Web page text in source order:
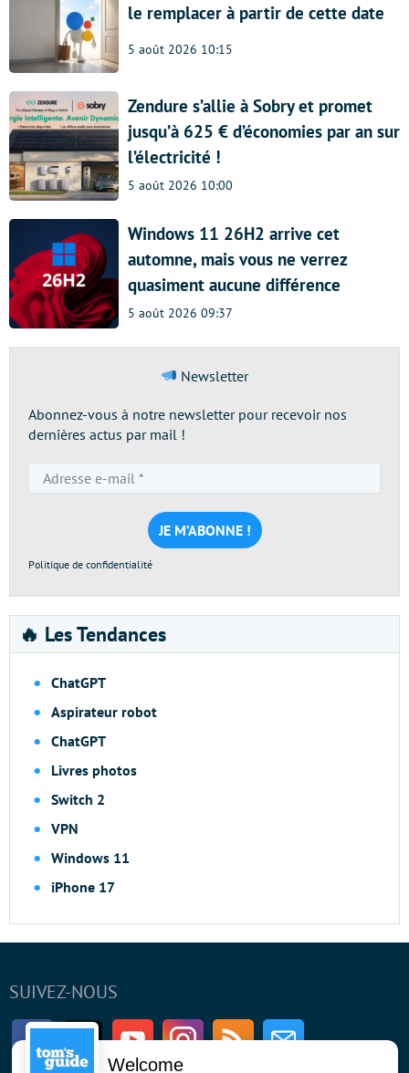
le remplacer à partir de cette date
5 août 2026 10:15
Zendure s’allie à Sobry et promet
jusqu’à 625 € d’économies par an sur
l’électricité !
5 août 2026 10:00
Windows 11 26H2 arrive cet
automne, mais vous ne verrez
quasiment aucune différence
5 août 2026 09:37
Newsletter
Abonnez-vous à notre newsletter pour recevoir nos
dernières actus par mail !
e-
mail
*
Politique de confidentialité
🔥 Les Tendances
ChatGPT
Aspirateur robot
ChatGPT
Livres photos
Switch 2
VPN
Windows 11
iPhone 17
SUIVEZ-NOUS
FacebookTwitter Youtube InstagramRSS Newsletter
Welcome